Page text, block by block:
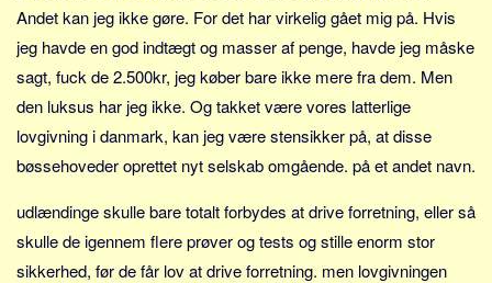
Skribenter
Personer
Steder
Kilder
Om
Forhistorien
Redigering
Andet kan jeg ikke gøre. For det har virkelig gået mig på. Hvis
jeg havde en god indtægt og masser af penge, havde jeg måske
sagt, fuck de 2.500kr, jeg køber bare ikke mere fra dem. Men
den luksus har jeg ikke. Og takket være vores latterlige
lovgivning i danmark, kan jeg være stensikker på, at disse
bøssehoveder oprettet nyt selskab omgående. på et andet navn.
udlændinge skulle bare totalt forbydes at drive forretning, eller så
skulle de igennem flere prøver og tests og stille enorm stor
sikkerhed, før de får lov at drive forretning. men lovgivningen